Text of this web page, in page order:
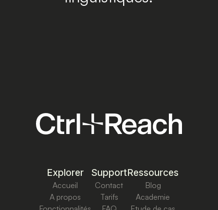
Explorer
Accueil
A propos
Support
Contact
Tarifs
Ressources
Blog
Academie